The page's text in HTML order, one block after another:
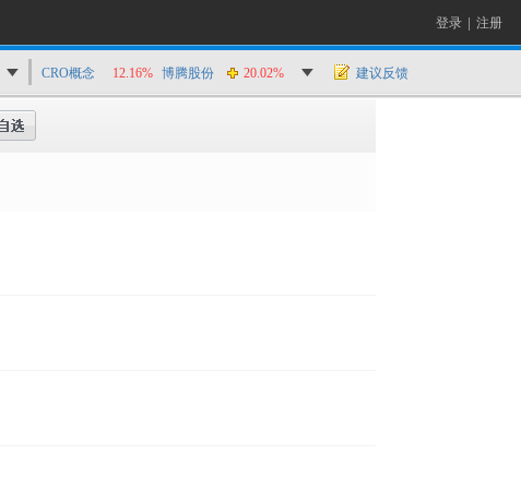
登录 注册
CRO概念 12.16% 博腾股份 20.02% 建议反馈